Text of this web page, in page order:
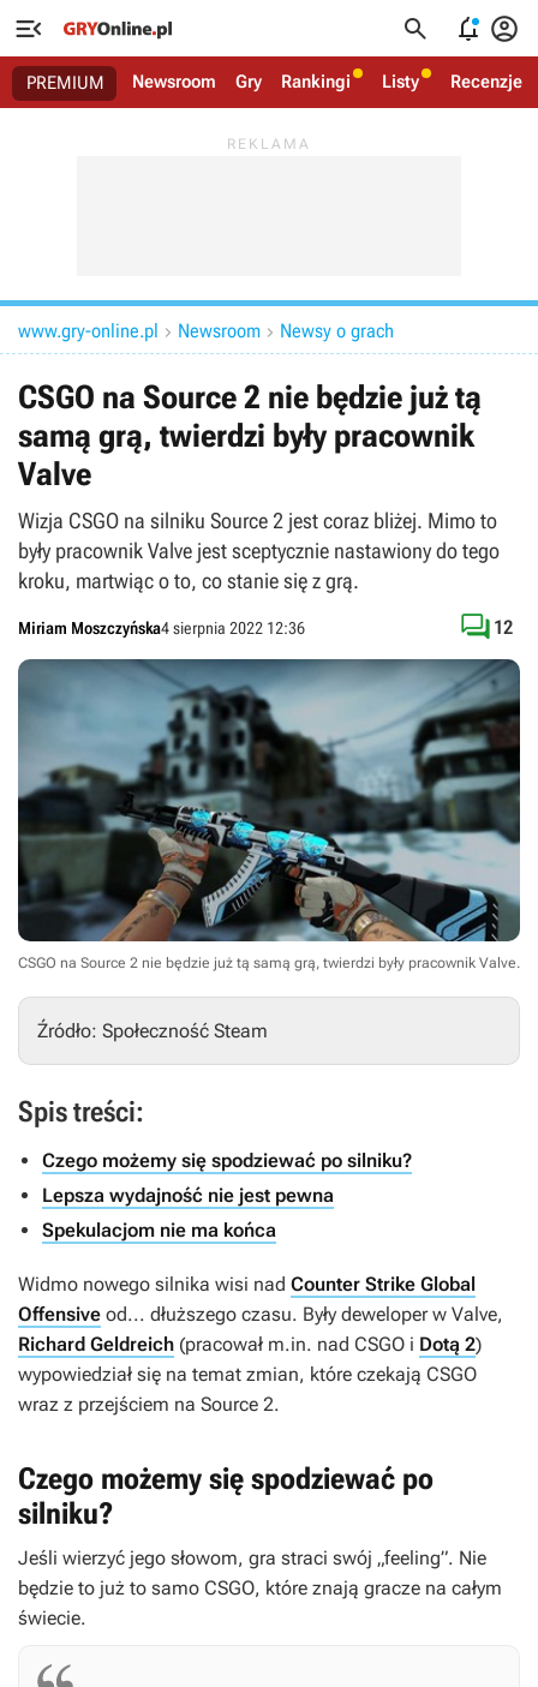
   
PREMIUM Newsroom Gry Rankingi Listy Recenzje
www.gry-online.pl  Newsroom  Newsy o grach
CSGO na Source 2 nie będzie już tą
samą grą, twierdzi były pracownik
Valve
Wizja CSGO na silniku Source 2 jest coraz bliżej. Mimo to
były pracownik Valve jest sceptycznie nastawiony do tego
kroku, martwiąc o to, co stanie się z grą.
Miriam Moszczyńska4 sierpnia 2022 12:36  12
CSGO na Source 2 nie będzie już tą samą grą, twierdzi były pracownik Valve.
Źródło: Społeczność Steam
Spis treści:
Czego możemy się spodziewać po silniku?
Lepsza wydajność nie jest pewna
Spekulacjom nie ma końca
Widmo nowego silnika wisi nad Counter Strike Global
Offensive od... dłuższego czasu. Były deweloper w Valve,
Richard Geldreich (pracował m.in. nad CSGO i Dotą 2)
wypowiedział się na temat zmian, które czekają CSGO
wraz z przejściem na Source 2.
Czego możemy się spodziewać po
silniku?
Jeśli wierzyć jego słowom, gra straci swój „feeling”. Nie
będzie to już to samo CSGO, które znają gracze na całym
świecie.